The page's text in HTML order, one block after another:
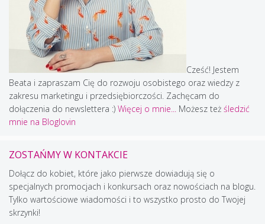
Cześć! Jestem
Beata i zapraszam Cię do rozwoju osobistego oraz wiedzy z
zakresu marketingu i przedsiębiorczości. Zachęcam do
dołączenia do newslettera :) Więcej o mnie... Możesz też śledzić
mnie na Bloglovin
ZOSTAŃMY W KONTAKCIE
Dołącz do kobiet, które jako pierwsze dowiadują się o
specjalnych promocjach i konkursach oraz nowościach na blogu.
Tylko wartościowe wiadomości i to wszystko prosto do Twojej
skrzynki!